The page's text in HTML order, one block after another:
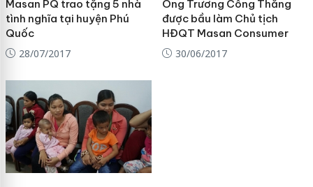
Masan PQ trao tặng 5 nhà
tình nghĩa tại huyện Phú
Quốc
28/07/2017
Ông Trương Công Thắng
được bầu làm Chủ tịch
HĐQT Masan Consumer
30/06/2017